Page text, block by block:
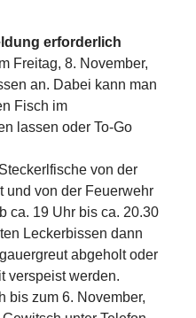
erforderlich
Freitag, 8. November,
an. Dabei kann man
Fisch im
lassen oder To-Go
von der
und von der Feuerwehr
ca. 19 Uhr bis ca. 20.30
Leckerbissen dann
abgeholt oder
verspeist werden.
bis zum 6. November,